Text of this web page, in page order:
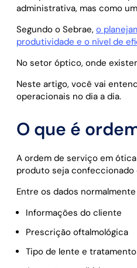
administrativa, mas como
Segundo o Sebrae, o
produtividade e o nível de
No setor óptico, onde
Neste artigo, você vai
operacionais no dia a dia.
O que é
A ordem de serviço em
produto seja
Entre os dados
Informações do cliente
Prescrição oftalmológica
Tipo de lente e